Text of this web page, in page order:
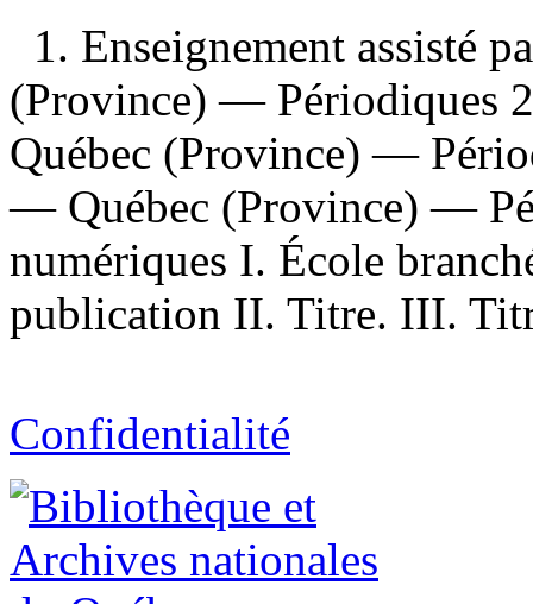
1. Enseignement assisté
(Province) — Périodiques
Québec (Province) —
— Québec (Province) —
numériques I. École
publication II. Titre. III.
Confidentialité